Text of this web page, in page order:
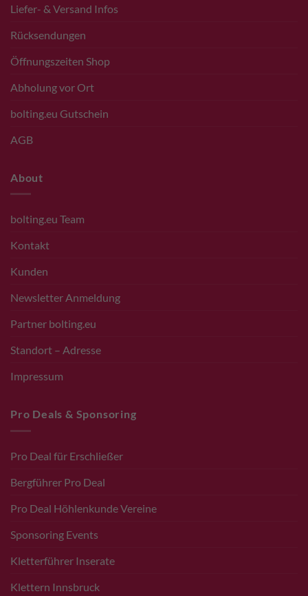
Liefer- & Versand Infos
Rücksendungen
Öffnungszeiten Shop
Abholung vor Ort
bolting.eu Gutschein
AGB
About
bolting.eu Team
Kontakt
Kunden
Newsletter Anmeldung
Partner bolting.eu
Standort – Adresse
Impressum
Pro Deals & Sponsoring
Pro Deal für Erschließer
Bergführer Pro Deal
Pro Deal Höhlenkunde Vereine
Sponsoring Events
Kletterführer Inserate
Klettern Innsbruck